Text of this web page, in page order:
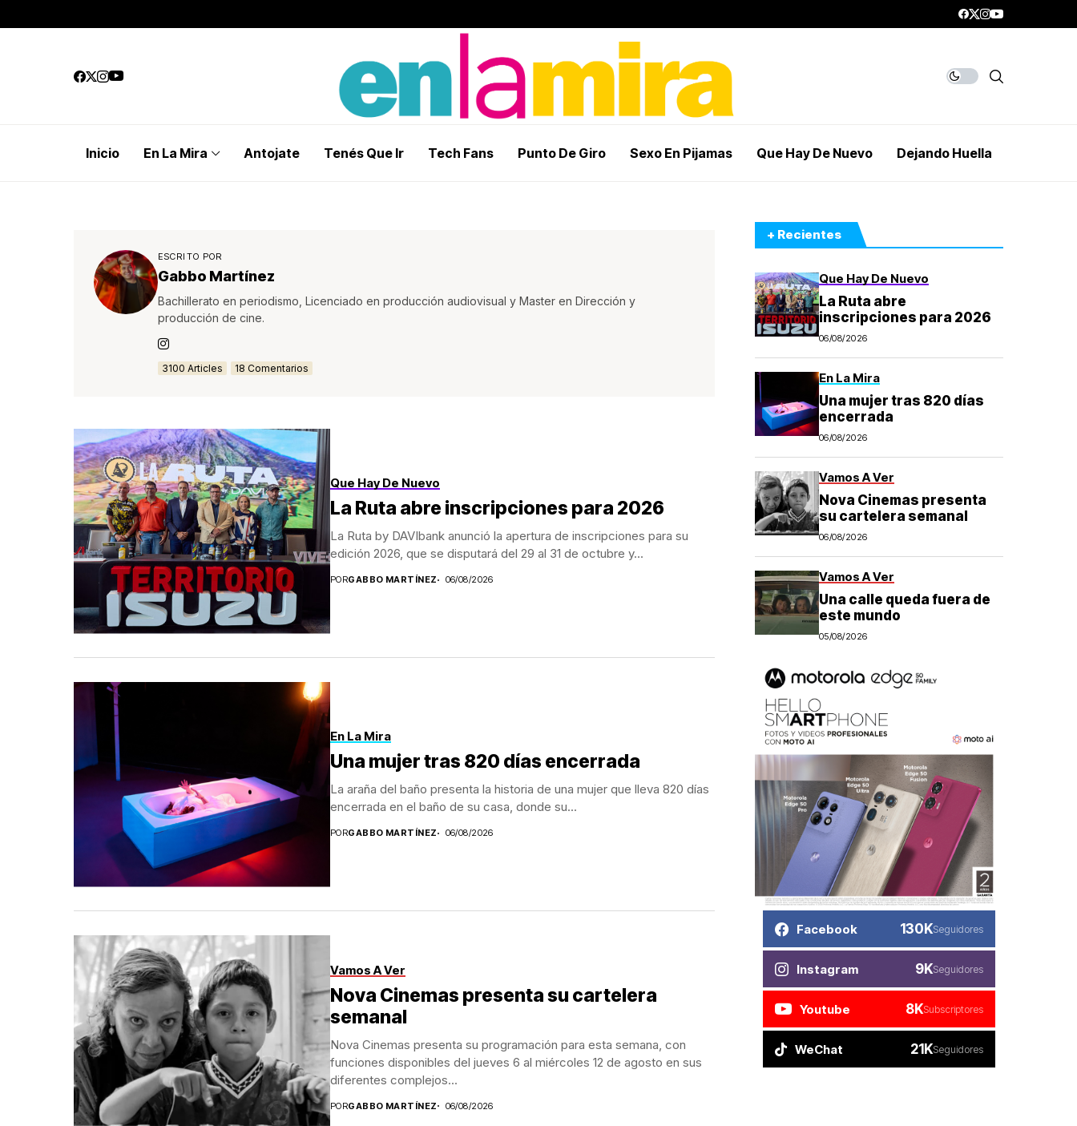
Inicio En La Mira Antojate Tenés Que Ir Tech Fans Punto De Giro Sexo En Pijamas Que Hay De Nuevo Dejando Huella
ESCRITO POR
Gabbo Martínez
Bachillerato en periodismo, Licenciado en producción audiovisual y Master en Dirección y
producción de cine.
3100 Articles 18 Comentarios
Que Hay De Nuevo
La Ruta abre inscripciones para 2026
La Ruta by DAVIbank anunció la apertura de inscripciones para su
edición 2026, que se disputará del 29 al 31 de octubre y...
PORGABBO MARTÍNEZ 06/08/2026
En La Mira
Una mujer tras 820 días encerrada
La araña del baño presenta la historia de una mujer que lleva 820 días
encerrada en el baño de su casa, donde su...
PORGABBO MARTÍNEZ 06/08/2026
Vamos A Ver
Nova Cinemas presenta su cartelera
semanal
Nova Cinemas presenta su programación para esta semana, con
funciones disponibles del jueves 6 al miércoles 12 de agosto en sus
diferentes complejos...
PORGABBO MARTÍNEZ 06/08/2026
+ Recientes
Que Hay De Nuevo
La Ruta abre
inscripciones para 2026
06/08/2026
En La Mira
Una mujer tras 820 días
encerrada
06/08/2026
Vamos A Ver
Nova Cinemas presenta
su cartelera semanal
06/08/2026
Vamos A Ver
Una calle queda fuera de
este mundo
05/08/2026
Facebook 130KSeguidores
Instagram 9KSeguidores
Youtube 8KSubscriptores
WeChat 21KSeguidores